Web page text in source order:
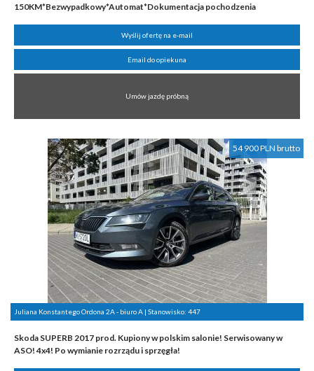
150KM*Bezwypadkowy*Automat*Dokumentacja pochodzenia
Wyślij ofertę na e-mail
Email do opiekuna
Umów jazdę próbną
54 900 PLN brutto
Juliana Konstantego Ordona 2A - biuro A | Stanowisko: 447
Skoda SUPERB 2017 prod. Kupiony w polskim salonie! Serwisowany w
ASO! 4x4! Po wymianie rozrządu i sprzęgła!